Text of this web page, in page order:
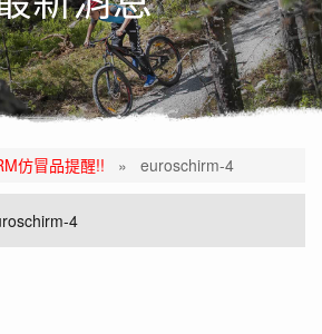
仿冒品提醒!! » euroschirm-4
4